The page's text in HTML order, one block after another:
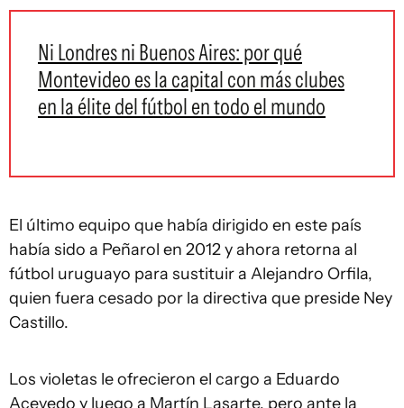
Ni Londres ni Buenos Aires: por qué
Montevideo es la capital con más clubes
en la élite del fútbol en todo el mundo
El último equipo que había dirigido en este país
había sido a Peñarol en 2012 y ahora retorna al
fútbol uruguayo para sustituir a Alejandro Orfila,
quien fuera cesado por la directiva que preside Ney
Castillo.
Los violetas le ofrecieron el cargo a Eduardo
Acevedo y luego a Martín Lasarte, pero ante la